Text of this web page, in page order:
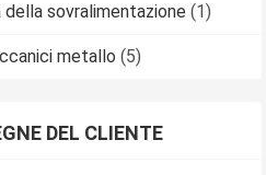
della sovralimentazione (1)
metallo (5)
DEL CLIENTE